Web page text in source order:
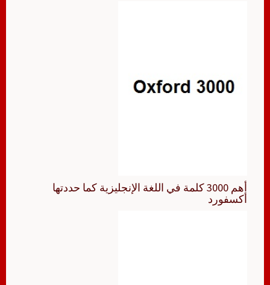
أهم 3000 كلمة في اللغة الإنجليزية كما حددتها
أكسفورد